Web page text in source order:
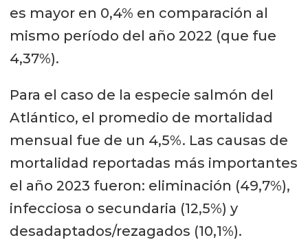
es mayor en 0,4% en comparación al
mismo período del año 2022 (que fue
4,37%).
Para el caso de la especie salmón del
Atlántico, el promedio de mortalidad
mensual fue de un 4,5%. Las causas de
mortalidad reportadas más importantes
el año 2023 fueron: eliminación (49,7%),
infecciosa o secundaria (12,5%) y
desadaptados/rezagados (10,1%).